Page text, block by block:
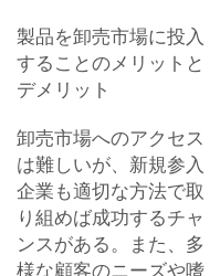
製品を卸売市場に投入
することのメリットと
デメリット
卸売市場へのアクセス
は難しいが、新規参入
企業も適切な方法で取
り組めば成功するチャ
ンスがある。また、多
様な顧客のニーズや嗜